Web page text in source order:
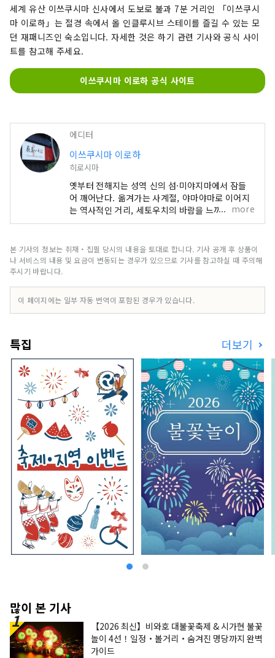
을 느낄 수 있는 밤을 보내십시오.
세계 유산 이쓰쿠시마 신사에서 도보로 불과 7분 거리인 「이쓰쿠시
마 이로하」는 절경 속에서 올 인클루시브 스테이를 즐길 수 있는 모
던 재패니즈인 숙소입니다. 자세한 것은 하기 관련 기사와 공식 사이
트를 참고해 주세요.
이쓰쿠시마 이로하 공식 사이트
에디터
이쓰쿠시마 이로하
히로시마
옛부터 전해지는 성역 신의 섬·미야지마에서 잠들
어 깨어난다. 옮겨가는 사계절, 야마야마로 이어지
는 역사적인 거리, 세토우치의 바람을 느끼면서 바
다와 하늘에 안겨 느긋하게 편히 쉬는――. 기억의 안쪽
을 풀고 보내십시오.
more
본 기사의 정보는 취재・집필 당시의 내용을 토대로 합니다. 기사 공개 후 상품이
나 서비스의 내용 및 요금이 변동되는 경우가 있으므로 기사를 참고하실 때 주의해
주시기 바랍니다.
이 페이지에는 일부 자동 번역이 포함된 경우가 있습니다.
특집 더보기
많이 본 기사
【2026 최신】비와호 대불꽃축제 & 시가현 불꽃
놀이 4선！일정・볼거리・숨겨진 명당까지 완벽
가이드